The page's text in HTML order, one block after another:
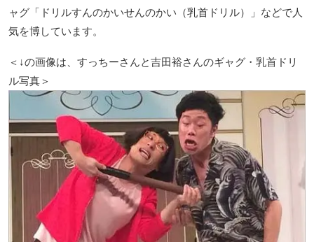
ャグ「ドリルすんのかいせんのかい（乳首ドリル）」などで人
気を博しています。
＜↓の画像は、すっちーさんと吉田裕さんのギャグ・乳首ドリ
ル写真＞